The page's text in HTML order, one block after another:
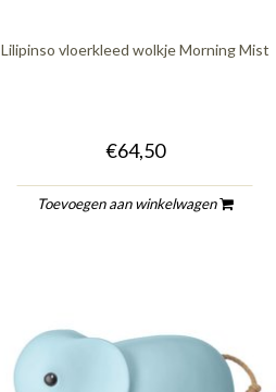
Lilipinso vloerkleed wolkje Morning Mist
€64,50
Toevoegen aan winkelwagen